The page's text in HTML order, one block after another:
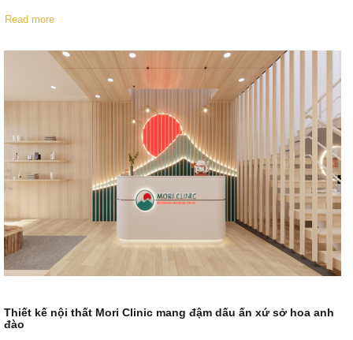
Read more
Thiết kế nội thất Mori Clinic mang đậm dấu ấn xứ sở hoa anh
đào